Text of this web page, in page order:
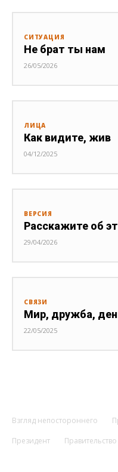
СИТУАЦИЯ
Не брат ты нам
26/05/2026
ЛИЦА
Как видите, жив
04/12/2025
ВЕРСИЯ
Расскажите об
29/04/2026
СВЯЗИ
Мир, дружба,
22/05/2025
Взгляд непостороннего
Президент
Правительство